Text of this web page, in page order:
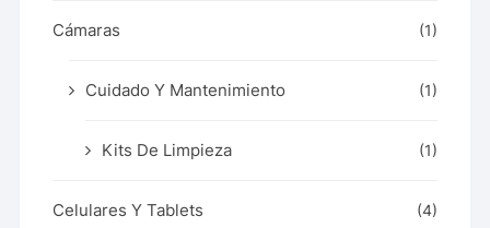
Cámaras (1)
Cuidado Y Mantenimiento (1)
Kits De Limpieza (1)
Celulares Y Tablets (4)